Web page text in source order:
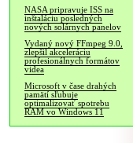
NASA pripravuje ISS na
inštaláciu posledných
nových solárnych panelov
Vydaný nový FFmpeg 9.0,
zlepšil akceleráciu
profesionálnych formátov
videa
Microsoft v čase drahých
pamätí sľubuje
optimalizovať spotrebu
RAM vo Windows 11